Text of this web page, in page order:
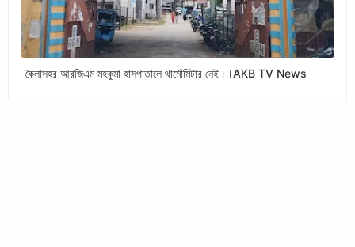
কৈলাসহর আরজিএম মহকুমা হাসপাতালে থার্মোমিটার নেই।।AKB TV News